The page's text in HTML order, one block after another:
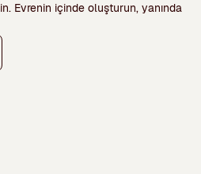
Evrenin içinde oluşturun, yanında